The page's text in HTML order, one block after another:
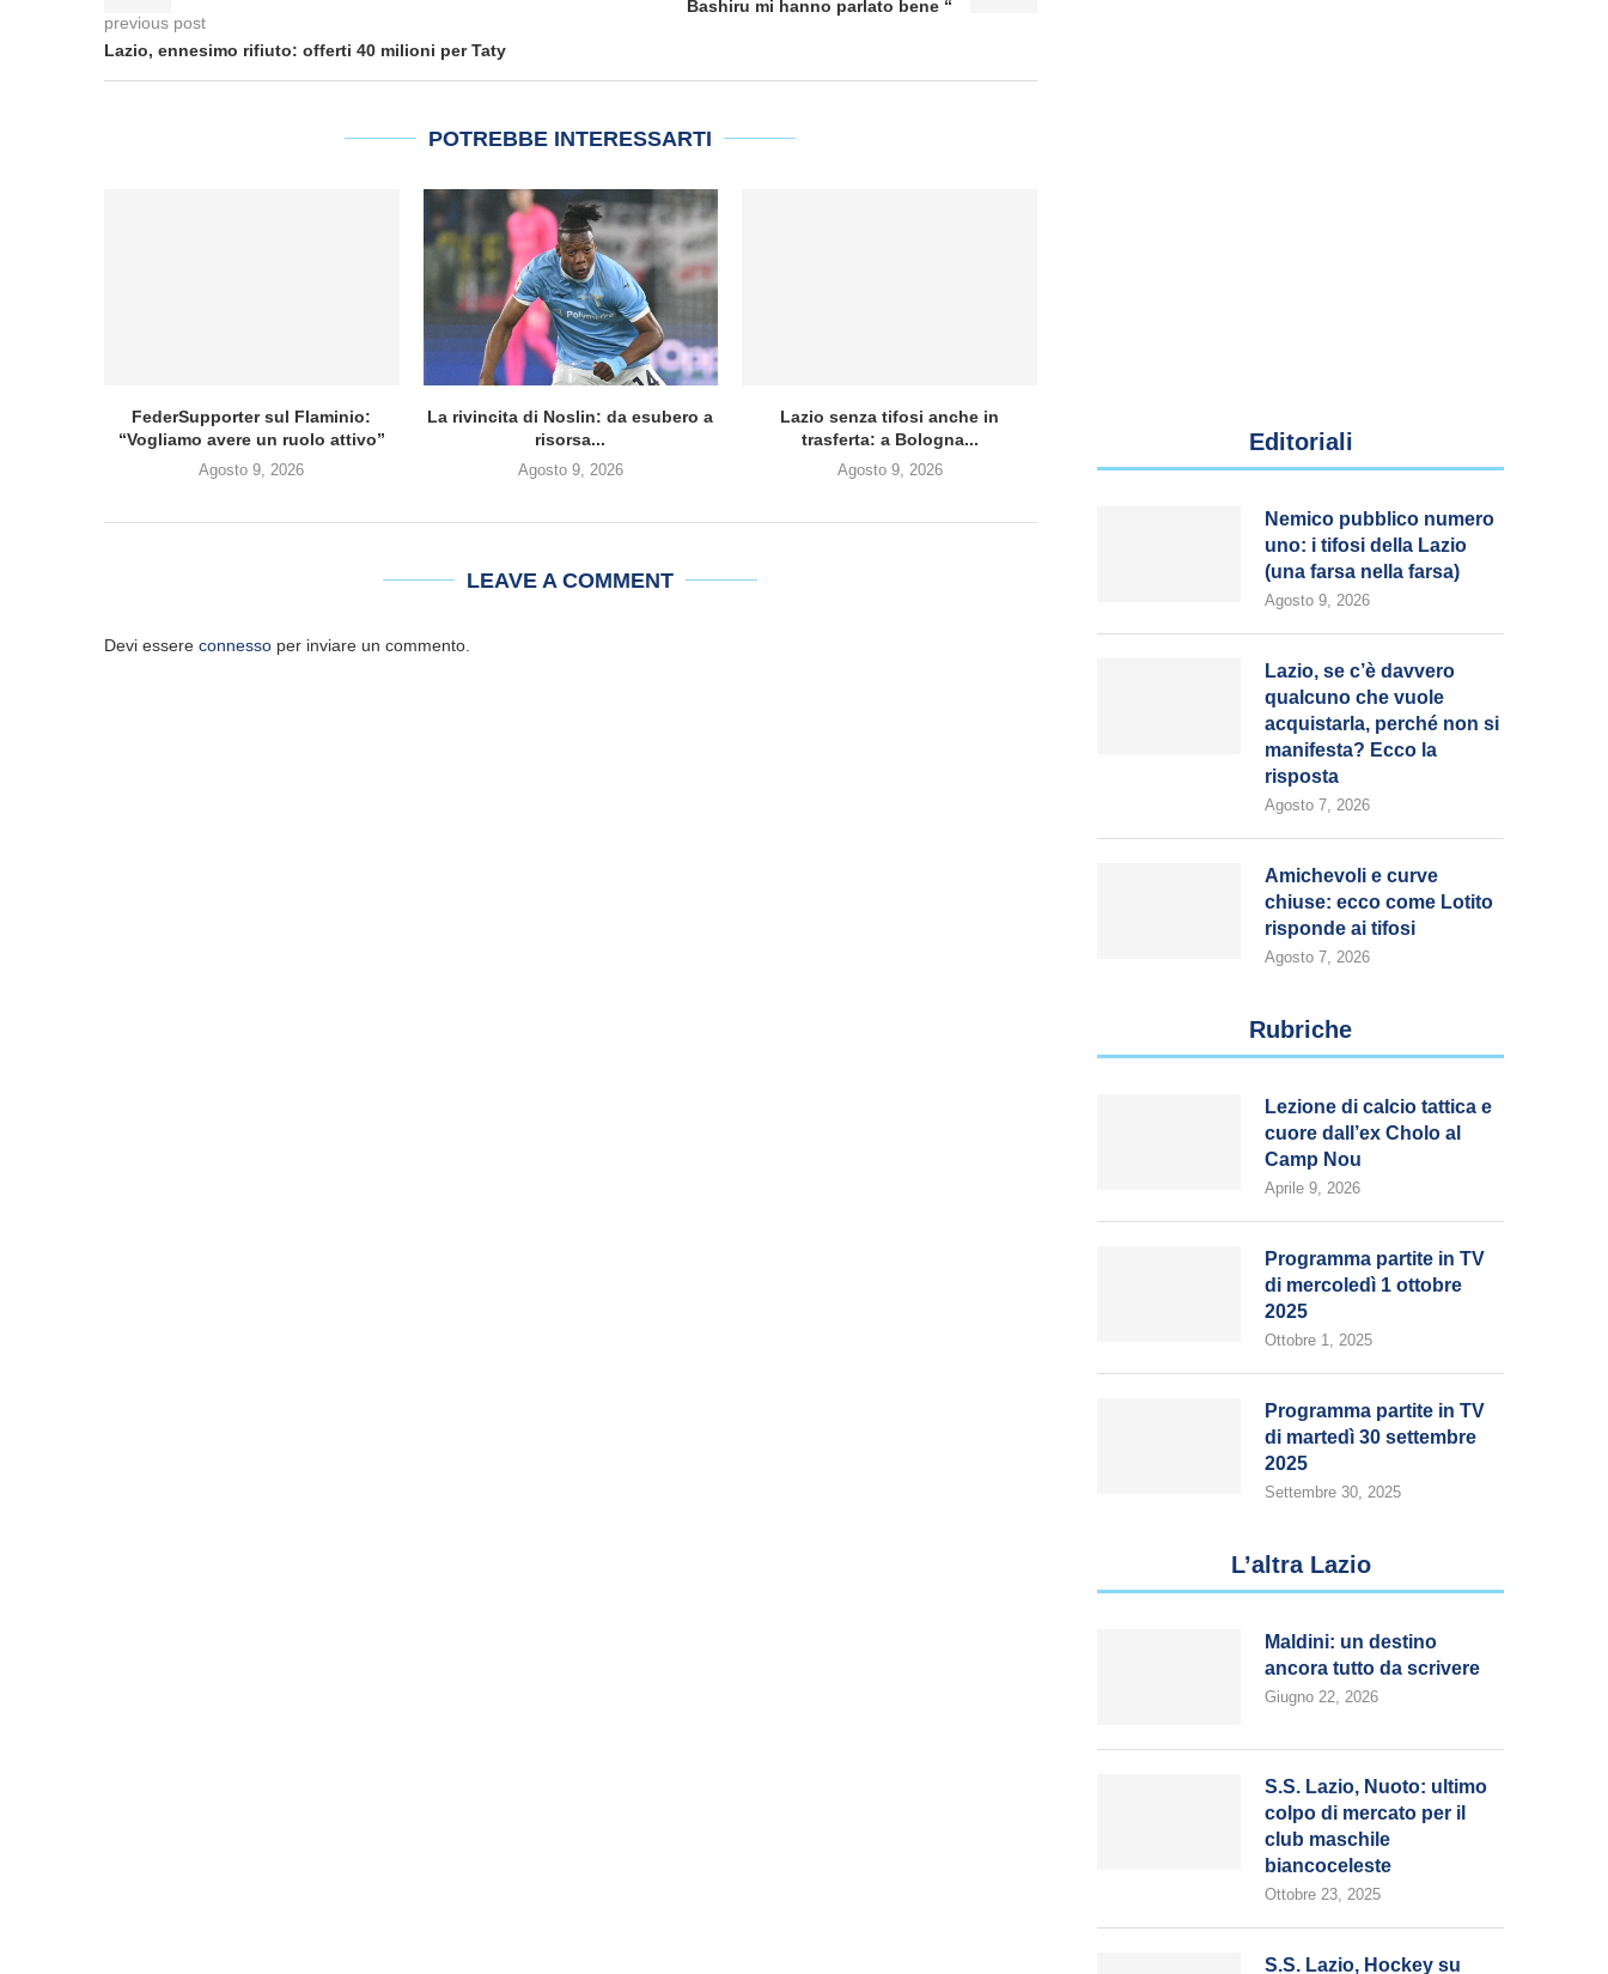
previous post
Lazio, ennesimo rifiuto: offerti 40 milioni per Taty
Bashiru mi hanno parlato bene “
POTREBBE INTERESSARTI
FederSupporter sul Flaminio:
“Vogliamo avere un ruolo attivo”
Agosto 9, 2026
La rivincita di Noslin: da esubero a
risorsa...
Agosto 9, 2026
Lazio senza tifosi anche in
trasferta: a Bologna...
Agosto 9, 2026
LEAVE A COMMENT
Devi essere connesso per inviare un commento.
Editoriali
Nemico pubblico numero
uno: i tifosi della Lazio
(una farsa nella farsa)
Agosto 9, 2026
Lazio, se c’è davvero
qualcuno che vuole
acquistarla, perché non si
manifesta? Ecco la
risposta
Agosto 7, 2026
Amichevoli e curve
chiuse: ecco come Lotito
risponde ai tifosi
Agosto 7, 2026
Rubriche
Lezione di calcio tattica e
cuore dall’ex Cholo al
Camp Nou
Aprile 9, 2026
Programma partite in TV
di mercoledì 1 ottobre
2025
Ottobre 1, 2025
Programma partite in TV
di martedì 30 settembre
2025
Settembre 30, 2025
L’altra Lazio
Maldini: un destino
ancora tutto da scrivere
Giugno 22, 2026
S.S. Lazio, Nuoto: ultimo
colpo di mercato per il
club maschile
biancoceleste
Ottobre 23, 2025
S.S. Lazio, Hockey su